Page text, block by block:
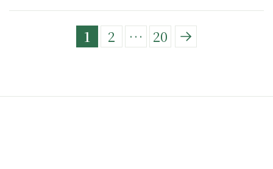
1 2 … 20